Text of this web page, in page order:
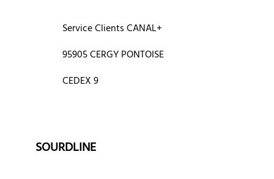
Service Clients CANAL+
95905 CERGY PONTOISE
CEDEX 9
SOURDLINE